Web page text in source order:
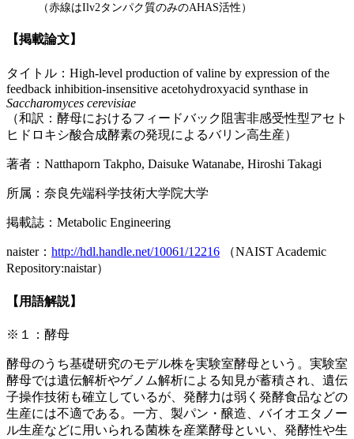
（赤線はIlv2タンパク質のみのAHAS活性）
【掲載論文】
タイトル：High-level production of valine by expression of the
feedback inhibition-insensitive acetohydroxyacid synthase in
Saccharomyces cerevisiae
（和訳：酵母におけるフィードバック阻害非感受性型アセト
ヒドロキシ酸合成酵素の発現によるバリン高生産）
著者：Natthaporn Takpho, Daisuke Watanabe, Hiroshi Takagi
所属：奈良先端科学技術大学院大学
掲載誌：Metabolic Engineering
naister： http://hdl.handle.net/10061/12216 （NAIST Academic
Repository:naistar）
【用語解説】
※１：酵母
酵母のうち基礎研究のモデル株を実験室酵母という。実験室
酵母では遺伝解析やゲノム解析による知見が蓄積され、遺伝
子操作技術も確立しているが、発酵力は弱く発酵食品などの
生産には不適である。一方、製パン・醸造、バイオエタノー
ル生産などに用いられる菌株を産業酵母といい、発酵性や生